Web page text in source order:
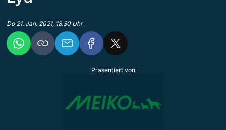
Do 21. Jan. 2021, 18.30 Uhr
Präsentiert von